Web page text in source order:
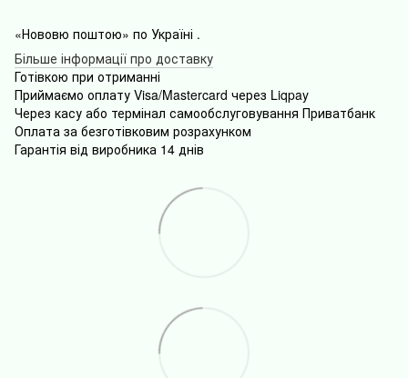
«Нововю поштою» по Україні .
Більше інформації про доставку
Готівкою при отриманні
Приймаємо оплату Visa/Mastercard через Liqpay
Через касу або термінал самообслуговування Приватбанк
Оплата за безготівковим розрахунком
Гарантія від виробника 14 днів